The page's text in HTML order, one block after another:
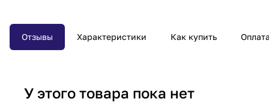
Отзывы Характеристики Как купить
У этого товара пока нет